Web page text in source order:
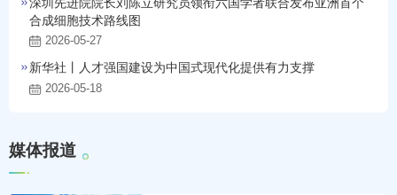
合成细胞技术路线图
2026-05-27
新华社丨人才强国建设为中国式现代化提供有力支撑
2026-05-18
媒体报道